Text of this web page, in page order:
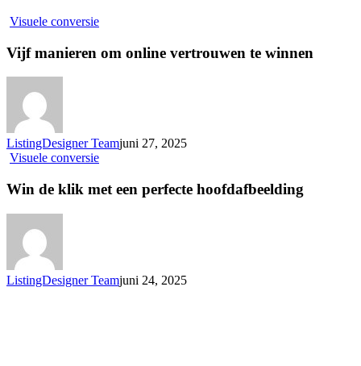
Visuele conversieVijf
om
Vijf manieren om online vertrouwen te winnen
ListingDesigner Teamjuni 27, 2025
Visuele conversieWin
klik
Win de klik met een perfecte hoofdafbeelding
ListingDesigner Teamjuni 24, 2025